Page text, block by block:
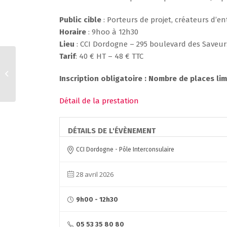
Public cible : Porteurs de projet, créateurs
Horaire : 9hoo à 12h30
Lieu : CCI Dordogne – 295 boulevard des
Tarif: 40 € HT – 48 € TTC
Inscription obligatoire : Nombre de places
Détail de la prestation
DÉTAILS DE L'ÉVÈNEMENT
CCI Dordogne - Pôle Interconsulaire
28 avril 2026
9h00 - 12h30
05 53 35 80 80
de paiement à l’export